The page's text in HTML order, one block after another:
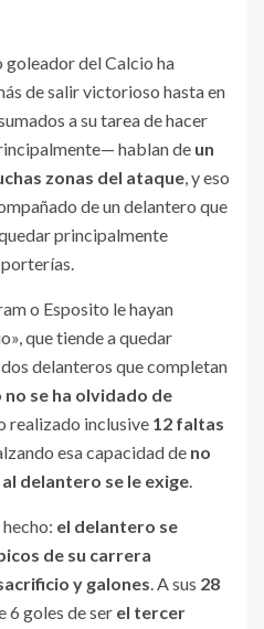
goleador del Calcio ha
de salir victorioso hasta en
a su tarea de hacer
hablan de un
zonas del ataque, y eso
de un delantero que
principalmente
o Esposito le hayan
que tiende a quedar
delanteros que completan
se ha olvidado de
realizado inclusive 12 faltas
esa capacidad de no
delantero se le exige.
el delantero se
de su carrera
y galones. A sus 28
6 goles de ser el tercer